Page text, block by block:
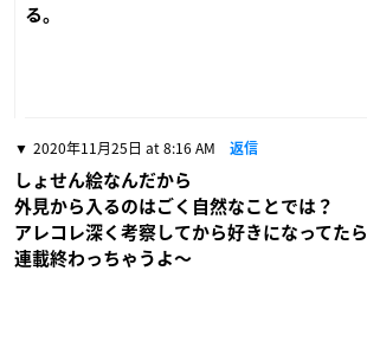
る。
2020年11月25日 at 8:16 AM 返信
しょせん絵なんだから
外見から入るのはごく自然なことでは？
アレコレ深く考察してから好きになってたら
連載終わっちゃうよ〜